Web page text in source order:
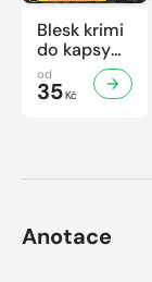
Blesk krimi
do kapsy
č.7/2026
od
35Kč
Anotace